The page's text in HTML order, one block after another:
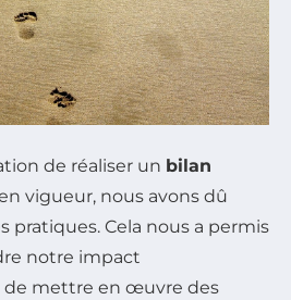
de réaliser un bilan
vigueur, nous avons dû
pratiques. Cela nous a permis
notre impact
mettre en œuvre des